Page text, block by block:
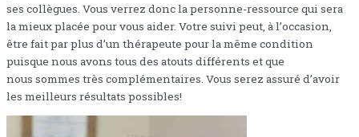
ses collègues. Vous verrez donc la personne-ressource qui sera
la mieux placée pour vous aider. Votre suivi peut, à l’occasion,
être fait par plus d’un thérapeute pour la même condition
puisque nous avons tous des atouts différents et que
nous sommes très complémentaires. Vous serez assuré d’avoir
les meilleurs résultats possibles!